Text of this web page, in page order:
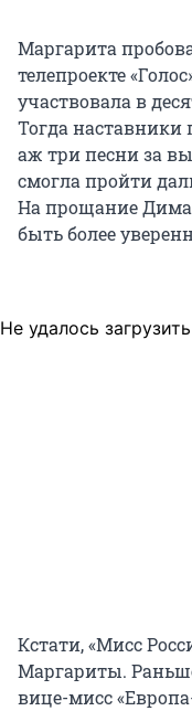
Маргарита
телепроекте
участвовала в
Тогда
аж три песни за
смогла пройти
На прощание
быть более
Не удалось
Кстати, «Мисс
Маргариты.
вице-мисс